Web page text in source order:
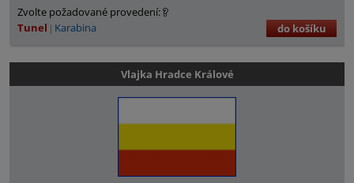
Zvolte požadované provedení:
Tunel
Karabina do košíku
Vlajka Hradce Králové